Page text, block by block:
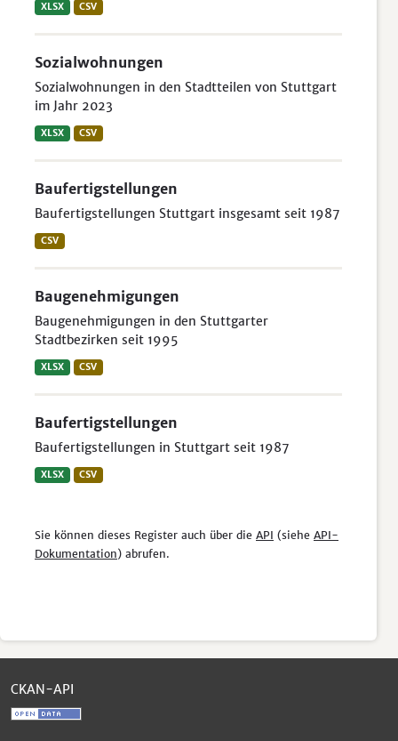
XLSX CSV
Sozialwohnungen
Sozialwohnungen in den Stadtteilen von Stuttgart
im Jahr 2023
XLSX CSV
Baufertigstellungen
Baufertigstellungen Stuttgart insgesamt seit 1987
CSV
Baugenehmigungen
Baugenehmigungen in den Stuttgarter
Stadtbezirken seit 1995
XLSX CSV
Baufertigstellungen
Baufertigstellungen in Stuttgart seit 1987
XLSX CSV
Sie können dieses Register auch über die API (siehe API-
Dokumentation) abrufen.
CKAN-API